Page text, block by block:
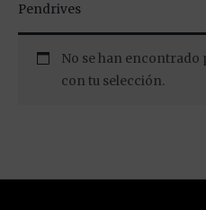
Pendrives
No se han encontrado
con tu selección.